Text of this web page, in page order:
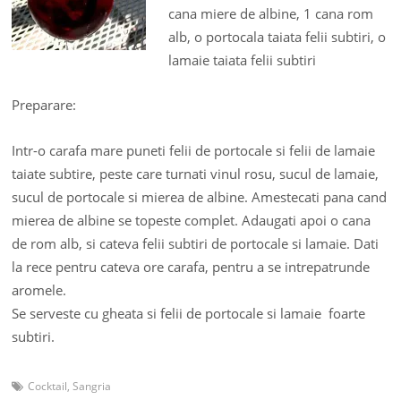
cana miere de albine, 1 cana rom
alb, o portocala taiata felii subtiri, o
lamaie taiata felii subtiri
Preparare:
Intr-o carafa mare puneti felii de portocale si felii de lamaie
taiate subtire, peste care turnati vinul rosu, sucul de lamaie,
sucul de portocale si mierea de albine. Amestecati pana cand
mierea de albine se topeste complet. Adaugati apoi o cana
de rom alb, si cateva felii subtiri de portocale si lamaie. Dati
la rece pentru cateva ore carafa, pentru a se intrepatrunde
aromele.
Se serveste cu gheata si felii de portocale si lamaie foarte
subtiri.
Cocktail,Sangria